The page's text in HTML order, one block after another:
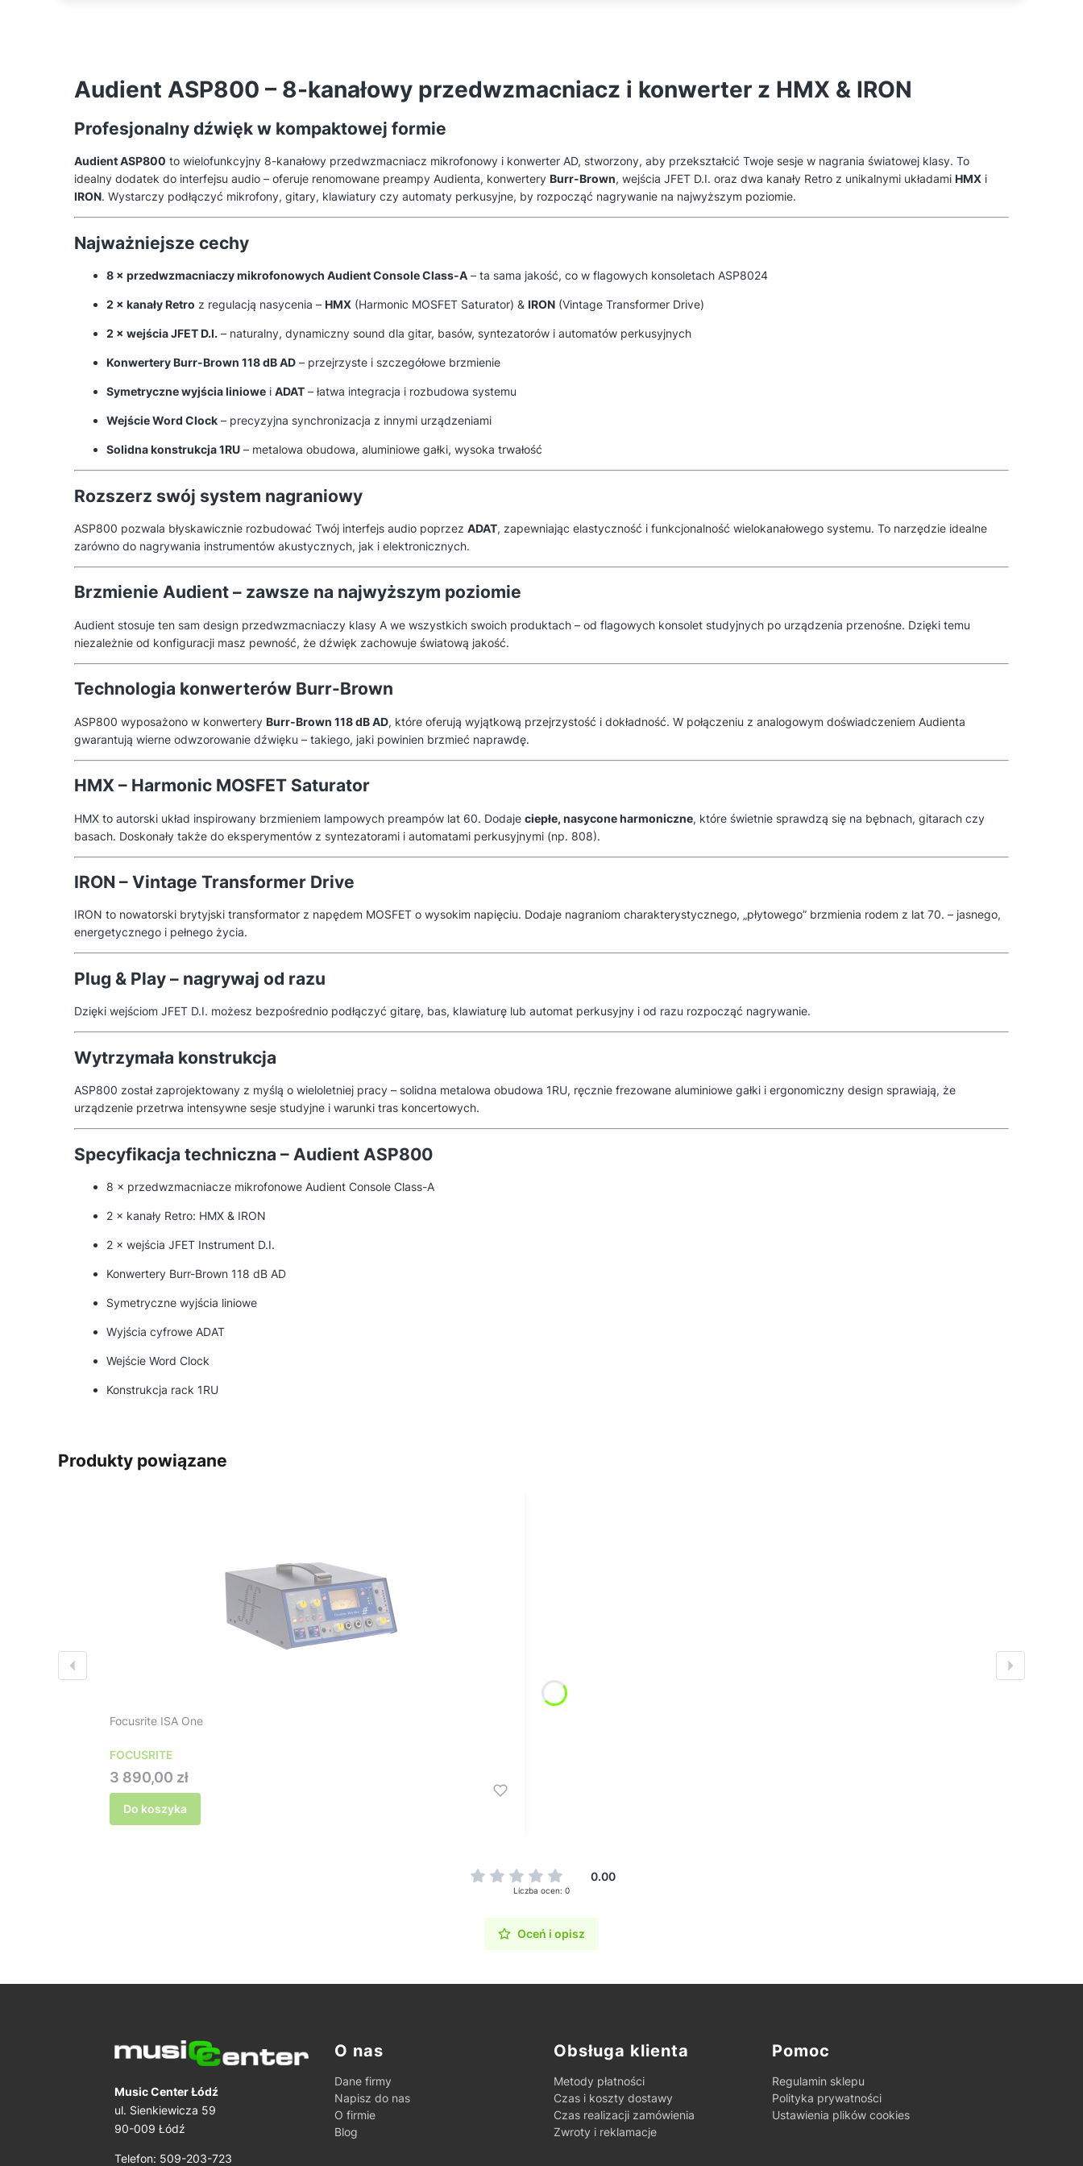
Audient ASP800 – 8-kanałowy przedwzmacniacz i konwerter z HMX & IRON
Profesjonalny dźwięk w kompaktowej formie
Audient ASP800 to wielofunkcyjny 8-kanałowy przedwzmacniacz mikrofonowy i konwerter AD, stworzony, aby przekształcić Twoje sesje w nagrania światowej klasy. To
idealny dodatek do interfejsu audio – oferuje renomowane preampy Audienta, konwertery Burr-Brown, wejścia JFET D.I. oraz dwa kanały Retro z unikalnymi układami HMX i
IRON. Wystarczy podłączyć mikrofony, gitary, klawiatury czy automaty perkusyjne, by rozpocząć nagrywanie na najwyższym poziomie.
Najważniejsze cechy
8 × przedwzmacniaczy mikrofonowych Audient Console Class-A – ta sama jakość, co w flagowych konsoletach ASP8024
2 × kanały Retro z regulacją nasycenia – HMX (Harmonic MOSFET Saturator) & IRON (Vintage Transformer Drive)
2 × wejścia JFET D.I. – naturalny, dynamiczny sound dla gitar, basów, syntezatorów i automatów perkusyjnych
Konwertery Burr-Brown 118 dB AD – przejrzyste i szczegółowe brzmienie
Symetryczne wyjścia liniowe i ADAT – łatwa integracja i rozbudowa systemu
Wejście Word Clock – precyzyjna synchronizacja z innymi urządzeniami
Solidna konstrukcja 1RU – metalowa obudowa, aluminiowe gałki, wysoka trwałość
Rozszerz swój system nagraniowy
ASP800 pozwala błyskawicznie rozbudować Twój interfejs audio poprzez ADAT, zapewniając elastyczność i funkcjonalność wielokanałowego systemu. To narzędzie idealne
zarówno do nagrywania instrumentów akustycznych, jak i elektronicznych.
Brzmienie Audient – zawsze na najwyższym poziomie
Audient stosuje ten sam design przedwzmacniaczy klasy A we wszystkich swoich produktach – od flagowych konsolet studyjnych po urządzenia przenośne. Dzięki temu
niezależnie od konfiguracji masz pewność, że dźwięk zachowuje światową jakość.
Technologia konwerterów Burr-Brown
ASP800 wyposażono w konwertery Burr-Brown 118 dB AD, które oferują wyjątkową przejrzystość i dokładność. W połączeniu z analogowym doświadczeniem Audienta
gwarantują wierne odwzorowanie dźwięku – takiego, jaki powinien brzmieć naprawdę.
HMX – Harmonic MOSFET Saturator
HMX to autorski układ inspirowany brzmieniem lampowych preampów lat 60. Dodaje ciepłe, nasycone harmoniczne, które świetnie sprawdzą się na bębnach, gitarach czy
basach. Doskonały także do eksperymentów z syntezatorami i automatami perkusyjnymi (np. 808).
IRON – Vintage Transformer Drive
IRON to nowatorski brytyjski transformator z napędem MOSFET o wysokim napięciu. Dodaje nagraniom charakterystycznego, „płytowego” brzmienia rodem z lat 70. – jasnego,
energetycznego i pełnego życia.
Plug & Play – nagrywaj od razu
Dzięki wejściom JFET D.I. możesz bezpośrednio podłączyć gitarę, bas, klawiaturę lub automat perkusyjny i od razu rozpocząć nagrywanie.
Wytrzymała konstrukcja
ASP800 został zaprojektowany z myślą o wieloletniej pracy – solidna metalowa obudowa 1RU, ręcznie frezowane aluminiowe gałki i ergonomiczny design sprawiają, że
urządzenie przetrwa intensywne sesje studyjne i warunki tras koncertowych.
Specyfikacja techniczna – Audient ASP800
8 × przedwzmacniacze mikrofonowe Audient Console Class-A
2 × kanały Retro: HMX & IRON
2 × wejścia JFET Instrument D.I.
Konwertery Burr-Brown 118 dB AD
Symetryczne wyjścia liniowe
Wyjścia cyfrowe ADAT
Wejście Word Clock
Konstrukcja rack 1RU
Produkty powiązane
Focusrite ISA One
FOCUSRITE
Cena
3 890,00 zł
Do koszyka
0.00
Liczba ocen: 0
Oceń i opisz
Music Center Łódź
ul. Sienkiewicza 59
90-009 Łódź
Telefon: 509-203-723
Linki w stopce
O nas
Dane firmy
Napisz do nas
O firmie
Blog
Obsługa klienta
Metody płatności
Czas i koszty dostawy
Czas realizacji zamówienia
Zwroty i reklamacje
Pomoc
Regulamin sklepu
Polityka prywatności
Ustawienia plików cookies